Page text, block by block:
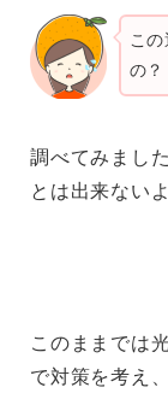
こ
の？
調べてみまし
とは出来ない
このままでは
で対策を考え